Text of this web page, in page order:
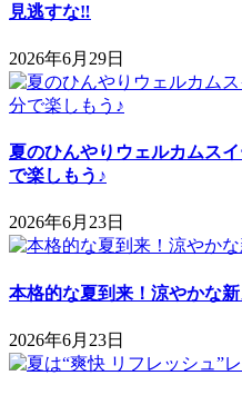
見逃すな‼
2026年6月29日
夏のひんやりウェルカムス
で楽しもう♪
2026年6月23日
本格的な夏到来！涼やかな
2026年6月23日